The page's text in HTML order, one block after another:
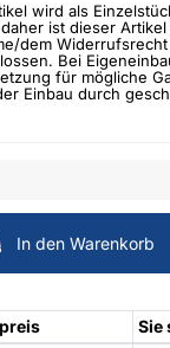
wird als
ist dieser
dem Widerrufsrecht
Bei
für mögliche
Einbau durch
In den Warenkorb
Sie